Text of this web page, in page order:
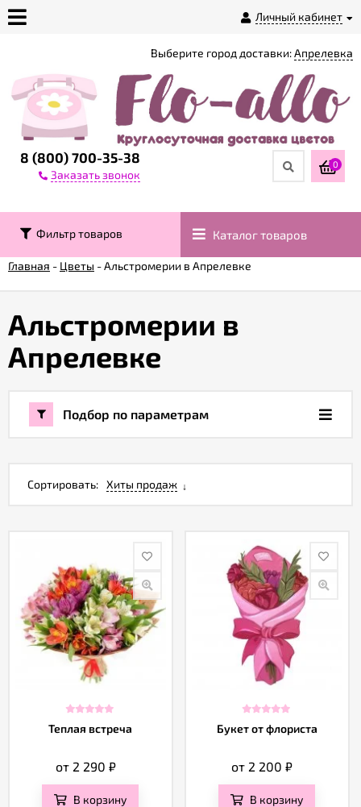
Личный кабинет
магазине
Доставка
Контакты
Гарантии
Акции
заказ
Публичная
оферта
конфиденциальности
Отзывы
8 (800) 700-35-38
Заказать звонок
Выберите город доставки:Апрелевка
0
Фильтр товаров Каталог товаров
Главная - Цветы -Альстромерии в Апрелевке
Альстромерии в
Апрелевке
Подбор по параметрам
Сортировать: Хиты продаж
Теплая встреча
от 2 290 ₽
В корзину
Букет от флориста
от 2 200₽
В корзину